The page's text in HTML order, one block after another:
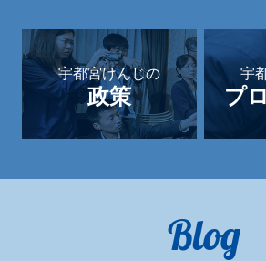
宇都宮けんじの
政策
宇
プ
Blog